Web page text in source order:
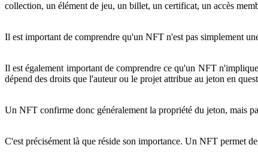
collection, un élément de jeu, un billet, un certificat, un accès
Il est important de comprendre qu'un NFT n'est pas simplement
Il est également important de comprendre ce qu'un NFT
dépend des droits que l'auteur ou le projet attribue au jeton en
Un NFT confirme donc généralement la propriété du jeton, mais
C'est précisément là que réside son importance. Un NFT permet